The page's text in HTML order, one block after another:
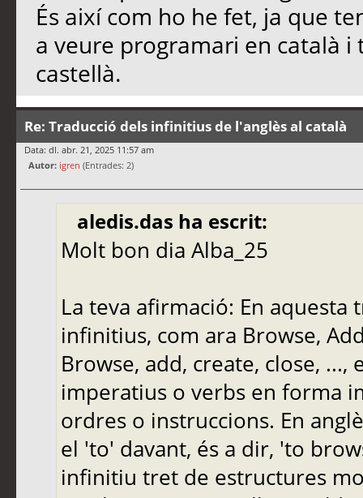
És així com ho he fet, ja que
a veure programari en català
castellà.
Re: Traducció dels infinitius de l'anglès al català
Data: dl. abr. 21, 2025 11:57 am
Autor: igren (Entrades: 2)
aledis.das ha escrit:
Molt bon dia Alba_25
La teva afirmació: En
infinitius, com ara Browse,
Browse, add, create, close,
imperatius o verbs en forma
ordres o instruccions. En
el 'to' davant, és a dir, 'to
infinitiu tret de estructures